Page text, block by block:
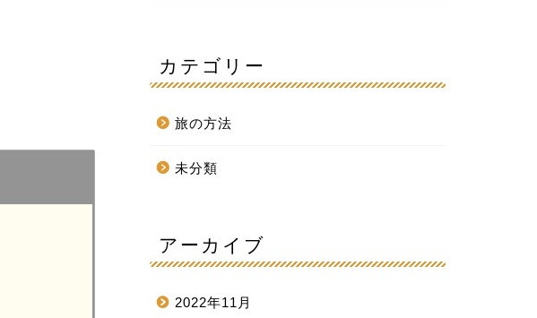
カテゴリー
旅の方法
未分類
アーカイブ
2022年11月